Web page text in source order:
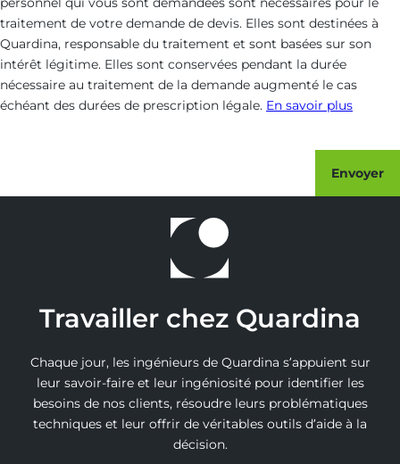
traitement de votre demande de devis. Elles sont destinées à
Quardina, responsable du traitement et sont basées sur son
intérêt légitime. Elles sont conservées pendant la durée
nécessaire au traitement de la demande augmenté le cas
échéant des durées de prescription légale. En savoir plus
Envoyer
Travailler chez Quardina
Chaque jour, les ingénieurs de Quardina s’appuient sur
leur savoir-faire et leur ingéniosité pour identifier les
besoins de nos clients, résoudre leurs problématiques
techniques et leur offrir de véritables outils d’aide à la
décision.